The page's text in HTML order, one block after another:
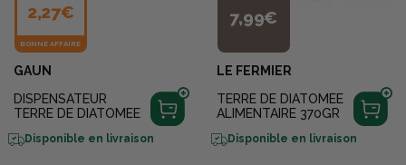
2,27€
BONNE AFFAIRE
GAUN
DISPENSATEUR
TERRE DE DIATOMEE
Disponible en livraison
7,99€
LE FERMIER
TERRE DE DIATOMEE
ALIMENTAIRE 370GR
Disponible en livraison